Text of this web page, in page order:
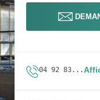
04 92 83...